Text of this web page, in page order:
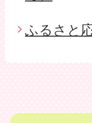
ふるさと